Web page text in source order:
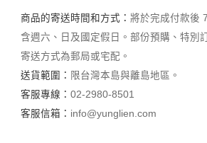
商品的寄送時間和方式： 將於完成付款後
含週六、日及國定假日。部份預購、特別
寄送方式為郵局或宅配。
送貨範圍： 限台灣本島與離島地區。
客服專線： 02-2980-8501
客服信箱： info@yunglien.com